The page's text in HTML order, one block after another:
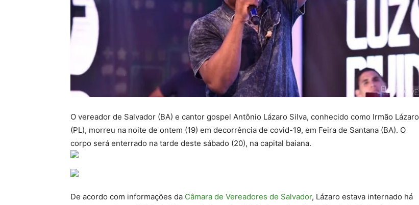
O vereador de Salvador (BA) e cantor gospel Antônio Lázaro Silva, conhecido como Irmão Lázaro
(PL), morreu na noite de ontem (19) em decorrência de covid-19, em Feira de Santana (BA). O
corpo será enterrado na tarde deste sábado (20), na capital baiana.
De acordo com informações da Câmara de Vereadores de Salvador, Lázaro estava internado há